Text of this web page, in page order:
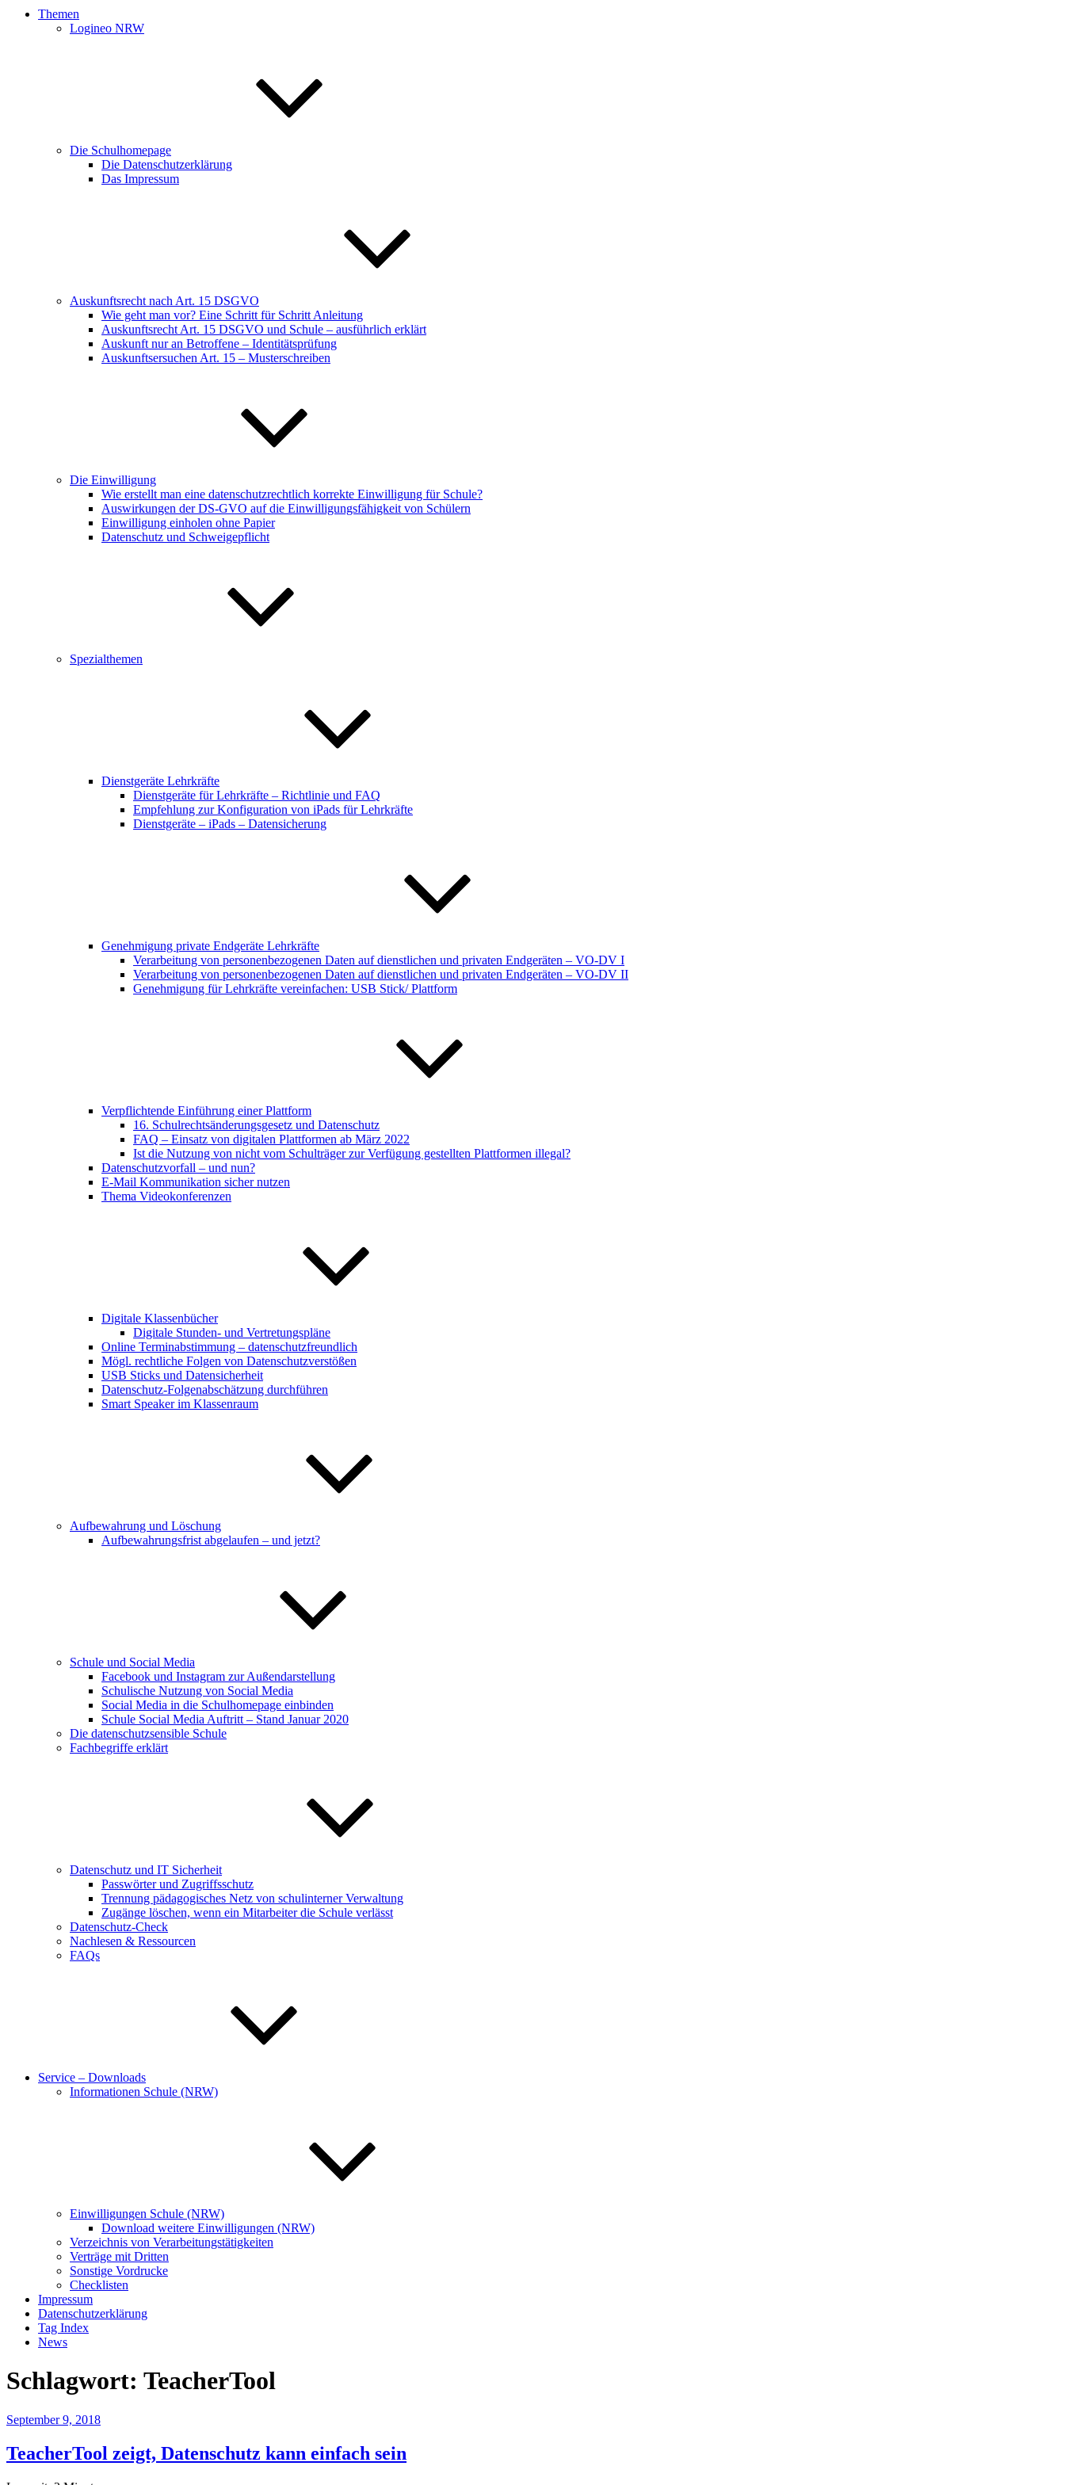
Themen
Logineo NRW
Die Schulhomepage
Die Datenschutzerklärung
Das Impressum
Auskunftsrecht nach Art. 15 DSGVO
Wie geht man vor? Eine Schritt für Schritt Anleitung
Auskunftsrecht Art. 15 DSGVO und Schule – ausführlich erklärt
Auskunft nur an Betroffene – Identitätsprüfung
Auskunftsersuchen Art. 15 – Musterschreiben
Die Einwilligung
Wie erstellt man eine datenschutzrechtlich korrekte Einwilligung für Schule?
Auswirkungen der DS-GVO auf die Einwilligungsfähigkeit von Schülern
Einwilligung einholen ohne Papier
Datenschutz und Schweigepflicht
Spezialthemen
Dienstgeräte Lehrkräfte
Dienstgeräte für Lehrkräfte – Richtlinie und FAQ
Empfehlung zur Konfiguration von iPads für Lehrkräfte
Dienstgeräte – iPads – Datensicherung
Genehmigung private Endgeräte Lehrkräfte
Verarbeitung von personenbezogenen Daten auf dienstlichen und privaten Endgeräten – VO-DV I
Verarbeitung von personenbezogenen Daten auf dienstlichen und privaten Endgeräten – VO-DV II
Genehmigung für Lehrkräfte vereinfachen: USB Stick/ Plattform
Verpflichtende Einführung einer Plattform
16. Schulrechtsänderungsgesetz und Datenschutz
FAQ – Einsatz von digitalen Plattformen ab März 2022
Ist die Nutzung von nicht vom Schulträger zur Verfügung gestellten Plattformen illegal?
Datenschutzvorfall – und nun?
E-Mail Kommunikation sicher nutzen
Thema Videokonferenzen
Digitale Klassenbücher
Digitale Stunden- und Vertretungspläne
Online Terminabstimmung – datenschutzfreundlich
Mögl. rechtliche Folgen von Datenschutzverstößen
USB Sticks und Datensicherheit
Datenschutz-Folgenabschätzung durchführen
Smart Speaker im Klassenraum
Aufbewahrung und Löschung
Aufbewahrungsfrist abgelaufen – und jetzt?
Schule und Social Media
Facebook und Instagram zur Außendarstellung
Schulische Nutzung von Social Media
Social Media in die Schulhomepage einbinden
Schule Social Media Auftritt – Stand Januar 2020
Die datenschutzsensible Schule
Fachbegriffe erklärt
Datenschutz und IT Sicherheit
Passwörter und Zugriffsschutz
Trennung pädagogisches Netz von schulinterner Verwaltung
Zugänge löschen, wenn ein Mitarbeiter die Schule verlässt
Datenschutz-Check
Nachlesen & Ressourcen
FAQs
Service – Downloads
Informationen Schule (NRW)
Einwilligungen Schule (NRW)
Download weitere Einwilligungen (NRW)
Verzeichnis von Verarbeitungstätigkeiten
Verträge mit Dritten
Sonstige Vordrucke
Checklisten
Impressum
Datenschutzerklärung
Tag Index
News
Schlagwort: TeacherTool
Veröffentlicht
September 9, 2018
TeacherTool zeigt, Datenschutz kann einfach sein